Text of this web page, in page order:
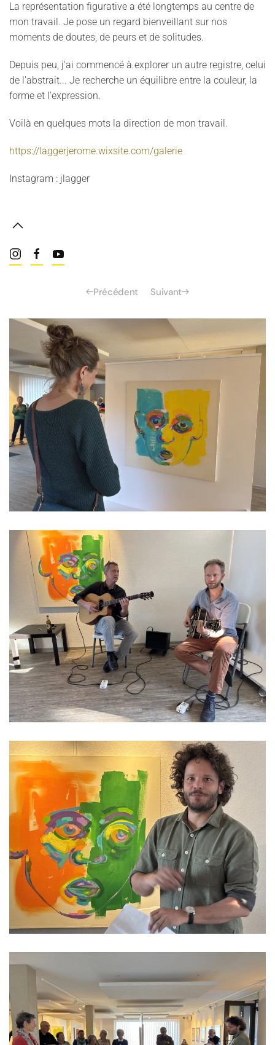
La représentation figurative a été longtemps au centre de
mon travail. Je pose un regard bienveillant sur nos
moments de doutes, de peurs et de solitudes.
Depuis peu, j'ai commencé à explorer un autre registre, celui
de l'abstrait... Je recherche un équilibre entre la couleur, la
forme et l'expression.
Voilà en quelques mots la direction de mon travail.
https://laggerjerome.wixsite.com/galerie
Instagram : jlagger
Précédent Suivant
Read more
Read more
Read more